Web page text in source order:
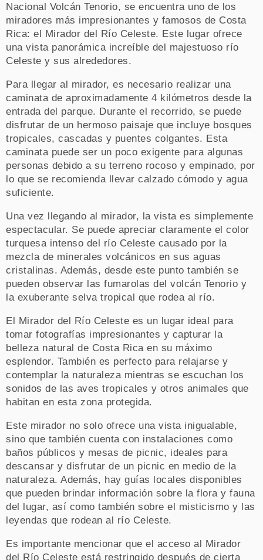
Nacional Volcán Tenorio, se encuentra uno de los
miradores más impresionantes y famosos de Costa
Rica: el Mirador del Río Celeste. Este lugar ofrece
una vista panorámica increíble del majestuoso río
Celeste y sus alrededores.
Para llegar al mirador, es necesario realizar una
caminata de aproximadamente 4 kilómetros desde la
entrada del parque. Durante el recorrido, se puede
disfrutar de un hermoso paisaje que incluye bosques
tropicales, cascadas y puentes colgantes. Esta
caminata puede ser un poco exigente para algunas
personas debido a su terreno rocoso y empinado, por
lo que se recomienda llevar calzado cómodo y agua
suficiente.
Una vez llegando al mirador, la vista es simplemente
espectacular. Se puede apreciar claramente el color
turquesa intenso del río Celeste causado por la
mezcla de minerales volcánicos en sus aguas
cristalinas. Además, desde este punto también se
pueden observar las fumarolas del volcán Tenorio y
la exuberante selva tropical que rodea al río.
El Mirador del Río Celeste es un lugar ideal para
tomar fotografías impresionantes y capturar la
belleza natural de Costa Rica en su máximo
esplendor. También es perfecto para relajarse y
contemplar la naturaleza mientras se escuchan los
sonidos de las aves tropicales y otros animales que
habitan en esta zona protegida.
Este mirador no solo ofrece una vista inigualable,
sino que también cuenta con instalaciones como
baños públicos y mesas de picnic, ideales para
descansar y disfrutar de un picnic en medio de la
naturaleza. Además, hay guías locales disponibles
que pueden brindar información sobre la flora y fauna
del lugar, así como también sobre el misticismo y las
leyendas que rodean al río Celeste.
Es importante mencionar que el acceso al Mirador
del Río Celeste está restringido después de cierta